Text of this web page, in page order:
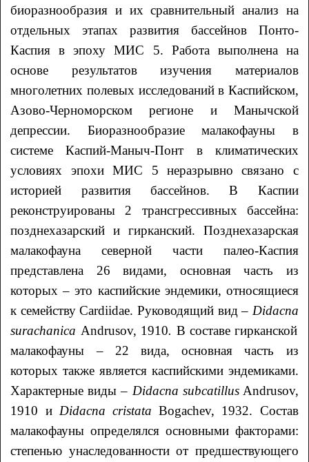
биоразнообразия и их сравнительный анализ на
отдельных этапах развития бассейнов Понто-
Каспия в эпоху МИС 5. Работа выполнена на
основе результатов изучения материалов
многолетних полевых исследований в Каспийском,
Азово-Черноморском регионе и Манычской
депрессии. Биоразнообразие малакофауны в
системе Каспий-Маныч-Понт в климатических
условиях эпохи МИС 5 неразрывно связано с
историей развития бассейнов. В Каспии
реконструированы 2 трансгрессивных бассейна:
позднехазарский и гирканский. Позднехазарская
малакофауна северной части палео-Каспия
представлена 26 видами, основная часть из
которых – это каспийские эндемики, относящиеся
к семейству Cardiidae. Руководящий вид – Didacna
surachanica Andrusov, 1910. В составе гирканской
малакофауны – 22 вида, основная часть из
которых также является каспийскими эндемиками.
Характерные виды – Didacna subcatillusAndrusov,
1910 и Didacna cristataBogachev, 1932. Состав
малакофауны определялся основными факторами:
степенью унаследованности от предшествующего